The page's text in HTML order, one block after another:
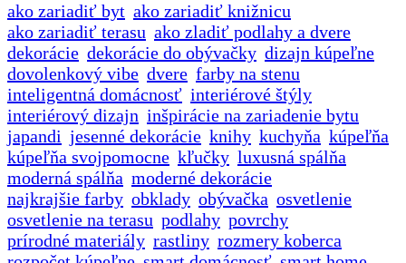
ako zariadiť byt ako zariadiť knižnicu
ako zariadiť terasu ako zladiť podlahy a dvere
dekorácie dekorácie do obývačky dizajn kúpeľne
dovolenkový vibe dvere farby na stenu
inteligentná domácnosť interiérové štýly
interiérový dizajn inšpirácie na zariadenie bytu
japandi jesenné dekorácie knihy kuchyňa kúpeľňa
kúpeľňa svojpomocne kľučky luxusná spálňa
moderná spálňa moderné dekorácie
najkrajšie farby obklady obývačka osvetlenie
osvetlenie na terasu podlahy povrchy
prírodné materiály rastliny rozmery koberca